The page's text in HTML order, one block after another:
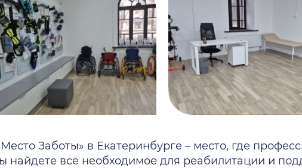
Заботы» в Екатеринбурге – место, где
найдете всё необходимое для реабилитации и